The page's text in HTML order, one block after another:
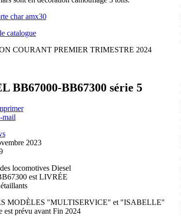
catalogue
COURANT PREMIER TRIMESTRE 2024
BB67000-BB67300 série 5
2023
locomotives Diesel
est LIVRÉE
MODÈLES "MULTISERVICE" et "ISABELLE"
est prévu avant Fin 2024